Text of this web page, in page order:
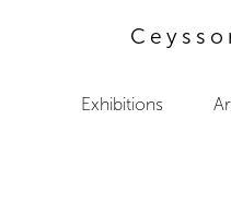
Exhibitions